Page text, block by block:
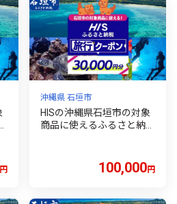
円
沖縄県 石垣市
HISの沖縄県石垣市の対象
商品に使えるふるさと納税
島 ツアー HIS クーポン 券
100,000円